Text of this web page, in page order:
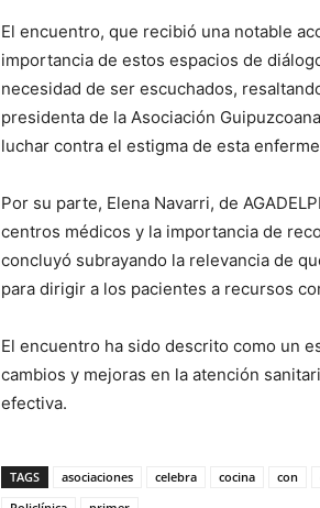
El encuentro, que recibió una notable
importancia de estos espacios de
necesidad de ser escuchados,
presidenta de la Asociación
luchar contra el estigma de esta
Por su parte, Elena Navarri, de
centros médicos y la importancia de
concluyó subrayando la relevancia de
para dirigir a los pacientes a recursos
El encuentro ha sido descrito como un
cambios y mejoras en la atención
efectiva.
TAGS asociaciones celebra cocina con